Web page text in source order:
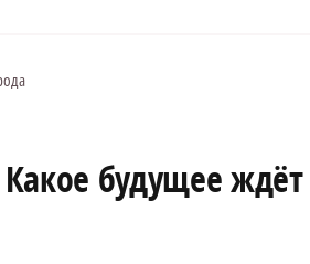
Какое будущее